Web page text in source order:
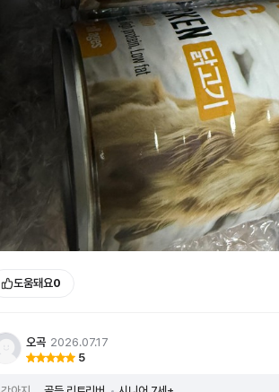
도움돼요0
오곡 2026.07.17
5